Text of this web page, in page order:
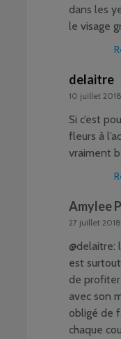
dans les
le visage
delaitre
10 juillet
Si c’est
fleurs à
vraiment
Amylee
27 juillet
@delaitre:
est
de
avec son
obligé de
chaque